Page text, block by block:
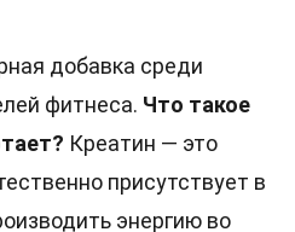
добавка среди
фитнеса. Что такое
Креатин — это
присутствует в
энергию во